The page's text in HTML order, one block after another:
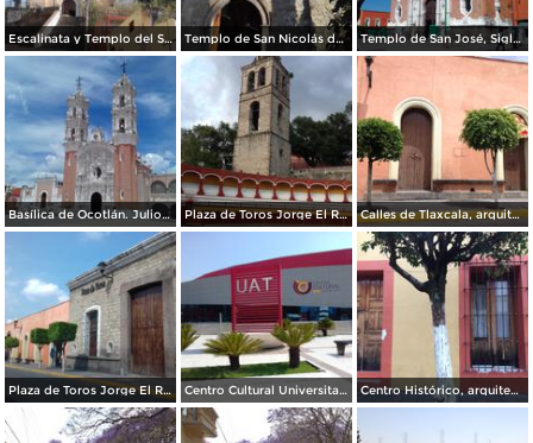
Escalinata y Templo del Señor del Vecino. Diciembre/2017 Templo de San Nicolás de Bari. Diciembre/2017 Templo de San José, Siglo XVII. Agosto/2017
Basílica de Ocotlán. Julio/2017 Plaza de Toros Jorge El Ranchero Aguilar y Torre Campanario del ex-convento del siglo XVI. Julio/2017 Calles de Tlaxcala, arquitectura. Julio/2017
Plaza de Toros Jorge El Ranchero Aguilar. Mayo/2017 Centro Cultural Universitario. Junio/2017 Centro Histórico, arquitectura. Mayo/2017